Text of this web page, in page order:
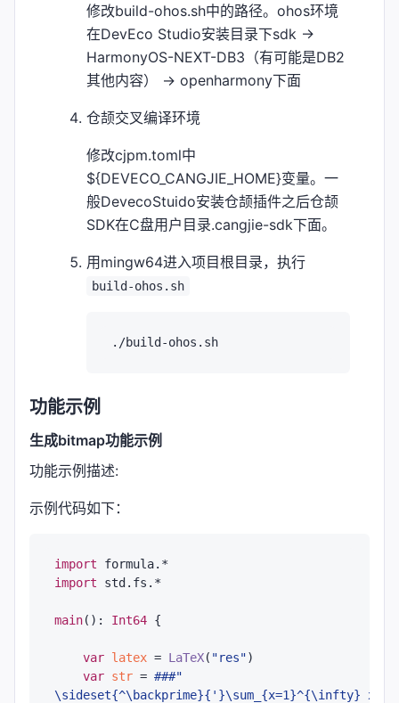
修改build-ohos.sh中的路径。ohos环境
在DevEco Studio安装目录下sdk ->
HarmonyOS-NEXT-DB3（有可能是DB2
其他内容） -> openharmony下面
仓颉交叉编译环境
修改cjpm.toml中
${DEVECO_CANGJIE_HOME}变量。一
般DevecoStuido安装仓颉插件之后仓颉
SDK在C盘用户目录.cangjie-sdk下面。
用mingw64进入项目根目录，执行
build-ohos.sh
功能示例
生成bitmap功能示例
功能示例描述:
示例代码如下：
import
formula.*
import
std.fs.*
main(): Int64 {
var latex = LaTeX( "res")
var str = ###"
\sideset{^\backprime}{'}\sum_{x=1}^{\infty}